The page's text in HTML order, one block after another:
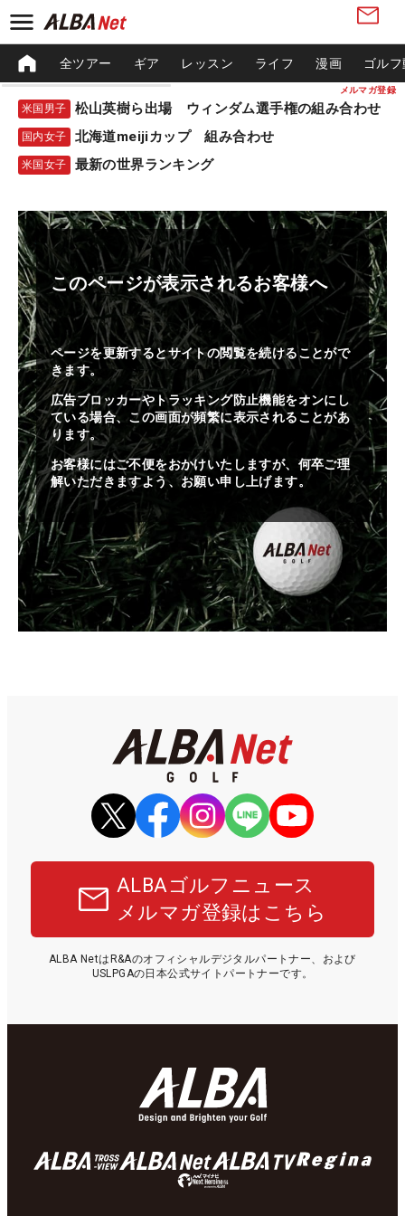
メルマガ登録
全ツアー ギア レッスン ライフ 漫画 ゴル
米国男子 松山英樹ら出場 ウィンダム選手権の組み合わせ
国内女子 北海道meijiカップ 組み合わせ
米国女子 最新の世界ランキング
このページが表示されるお客様へ
ページを更新するとサイトの閲覧を続けることがで
きます。
広告ブロッカーやトラッキング防止機能をオンにし
ている場合、この画面が頻繁に表示されることがあ
ります。
お客様にはご不便をおかけいたしますが、何卒ご理
解いただきますよう、お願い申し上げます。
ALBAゴルフニュース
メルマガ登録はこちら
ALBA NetはR&Aのオフィシャルデジタルパートナー、および
USLPGAの日本公式サイトパートナーです。